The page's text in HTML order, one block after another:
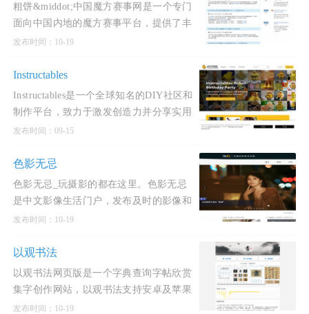
粗饼&middot;中国魔方赛事网是一个专门
面向中国内地的魔方赛事平台，提供了丰
富的功能和服务。该网站与世界魔方协会
公示和报名中国内地的所有W
发布时间：10-19
Instructables
Instructables是一个全球知名的DIY社区和
制作平台，致力于激发创造力并分享实用
的项目教程。自2005年创立以来，
艺术家和教育者的灵感源泉，提供从简单
手工到高科技制作的丰富内容
发布时间：09-15
色影无忌
色影无忌_玩摄影的都在这里。色影无忌
是中文影像生活门户，发布及时的影像和
摄影行业动态新闻和权威的器材评测和产
影技巧交流与分享，拥有活
发布时间：10-19
以观书法
以观书法网页版是一个字典查询字帖欣赏
集字创作网站，以观书法支持安卓及苹果
手机app。以古为鉴，观复知常。酷奇猫
发布时间：10-19